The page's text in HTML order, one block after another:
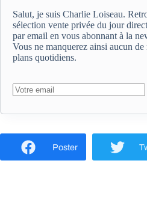
Salut, je suis Charlie Loiseau.
sélection vente privée du jour
par email en vous abonnant à la
Vous ne manquerez ainsi aucun de
plans quotidiens.
Poster